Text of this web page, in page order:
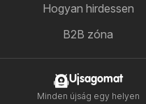
Hogyan hirdessen
B2B zóna
Ujsagomat
Minden újság egy helyen